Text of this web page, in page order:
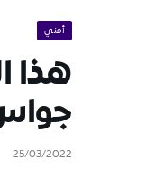
أمني
هذا
25/03/2022